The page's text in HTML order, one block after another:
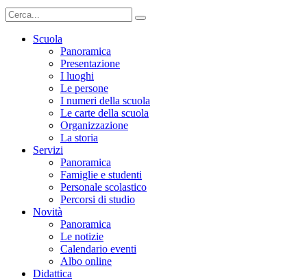
Scuola
Panoramica
Presentazione
I luoghi
Le persone
I numeri della scuola
Le carte della scuola
Organizzazione
La storia
Servizi
Panoramica
Famiglie e studenti
Personale scolastico
Percorsi di studio
Novità
Panoramica
Le notizie
Calendario eventi
Albo online
Didattica